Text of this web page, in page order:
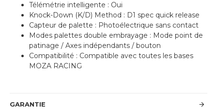
Télémétrie intelligente : Oui
Knock-Down (K/D) Method : D1 spec quick release
Capteur de palette : Photoélectrique sans contact
Modes palettes double embrayage : Mode point de
patinage / Axes indépendants / bouton
Compatibilité : Compatible avec toutes les bases
MOZA RACING
GARANTIE